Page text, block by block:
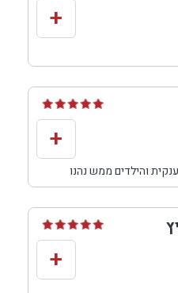
אז בטוח נחזור שוב.
+
והילדים ממש נהנו
+
+